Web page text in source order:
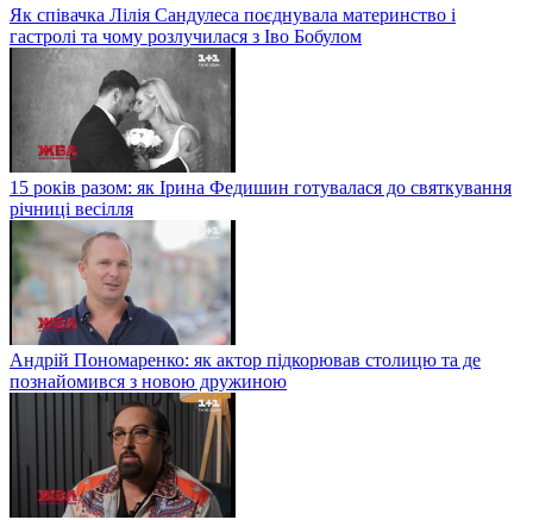
Як співачка Лілія Сандулеса поєднувала материнство і
гастролі та чому розлучилася з Іво Бобулом
15 років разом: як Ірина Федишин готувалася до святкування
річниці весілля
Андрій Пономаренко: як актор підкорював столицю та де
познайомився з новою дружиною